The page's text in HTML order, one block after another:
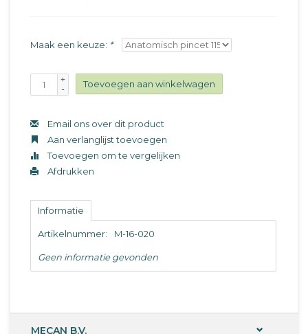
Maak een keuze: *
+
-
Toevoegen aan winkelwagen
Email ons over dit product
Aan verlanglijst toevoegen
Toevoegen om te vergelijken
Afdrukken
Informatie
Artikelnummer: M-16-020
Geen informatie gevonden
MECAN B.V.